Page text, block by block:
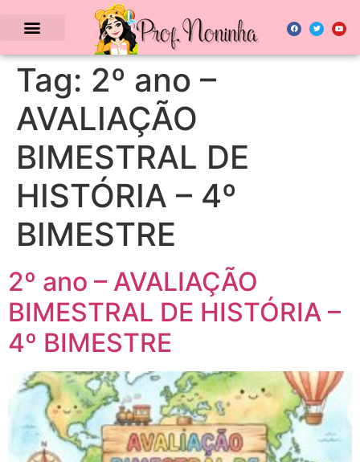
Tag: 2º ano –
AVALIAÇÃO
BIMESTRAL DE
HISTÓRIA – 4º
BIMESTRE
2º ano – AVALIAÇÃO
BIMESTRAL DE HISTÓRIA –
4º BIMESTRE